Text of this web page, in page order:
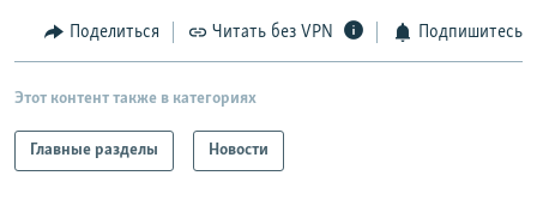
Поделиться Читать без VPN Подпишитесь
Этот контент также в категориях
Главные разделы Новости